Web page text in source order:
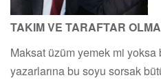
TAKIM VE TARAFTAR
Maksat üzüm yemek mi yoksa
yazarlarına bu soyu sorsak